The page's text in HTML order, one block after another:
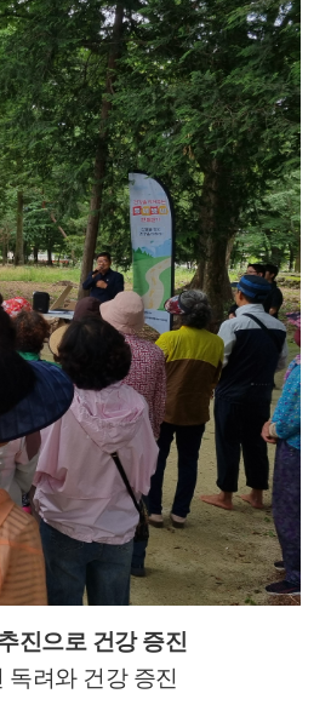
진으로 건강 증진
독려와 건강 증진